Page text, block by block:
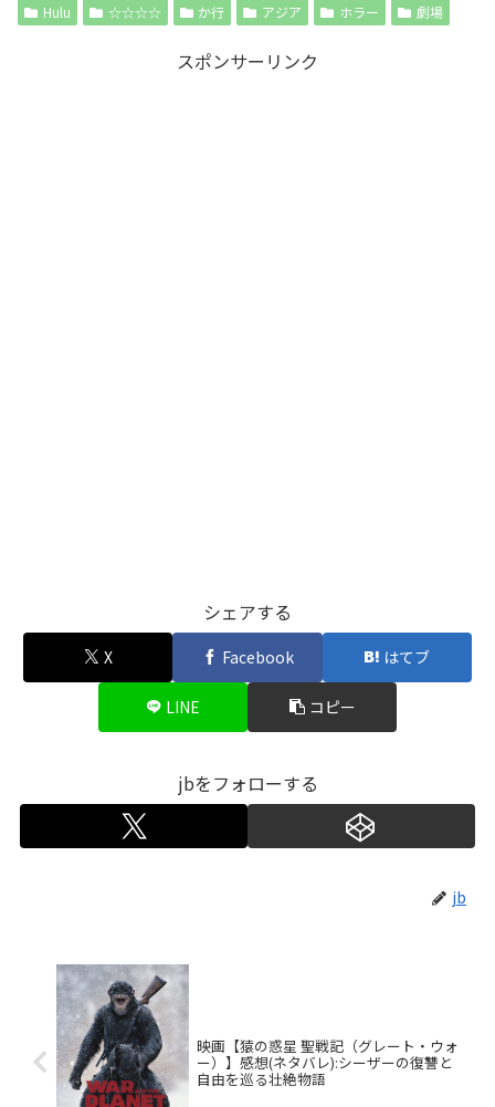
Hulu ☆☆☆☆ か行 アジア ホラー 劇場
スポンサーリンク
シェアする
X Facebook はてブ
LINE コピー
jbをフォローする
jb
映画【猿の惑星 聖戦記（グレート・ウォ
ー）】感想(ネタバレ):シーザーの復讐と
自由を巡る壮絶物語